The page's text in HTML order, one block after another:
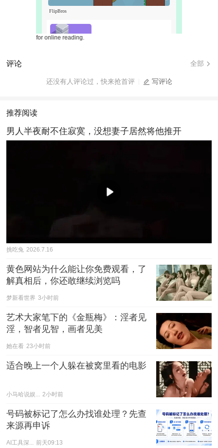
for online reading.
评论 全部
还没有人评论过，快来抢首评 写评论
推荐阅读
男人半夜耐不住寂寞，没想妻子居然将他推开
挑吃兔 2026.7.16
黄色网站为什么能让你免费观看，了
解真相后，你还敢继续浏览吗
梦新看世界 3小时前
艺术大家笔下的《金瓶梅》：淫者见
淫，智者见智，画者见美
她在看 23小时前
适合晚上一个人躲在被窝里看的电影
小马哈说娱... 2小时前
号码被标记了怎么办找谁处理？先查
来源再申诉
AI工具深... 前天09:13